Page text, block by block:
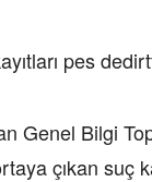
pes
Genel Bilgi
çıkan suç